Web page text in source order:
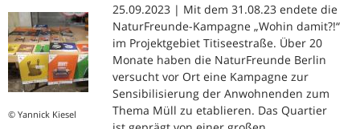
© Yannick Kiesel
25.09.2023 | Mit dem 31.08.23 endete die
NaturFreunde-Kampagne „Wohin damit?!“
im Projektgebiet Titiseestraße. Über 20
Monate haben die NaturFreunde Berlin
versucht vor Ort eine Kampagne zur
Sensibilisierung der Anwohnenden zum
Thema Müll zu etablieren. Das Quartier